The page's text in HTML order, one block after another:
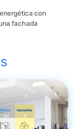
con
fachada